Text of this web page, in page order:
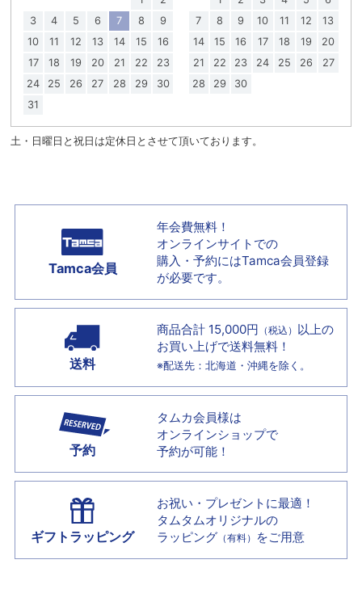
3
4 5 6 7 8
9
10
11 12 13 14 15
16
17
18 19 20 21 22
23
24
25 26 27 28 29
30
31
7
8 9 10 11 12
13
14
15 16 17 18 19
20
21
22 23 24 25 26
27
28
29 30
土・日曜日と祝日は定休日とさせて頂いております。
Tamca会員
年会費無料！
オンラインサイトでの
購入・予約にはTamca会員登録
が必要です。
送料
商品合計 15,000円 （税込） 以上の
お買い上げで送料無料！
※配送先：北海道・沖縄を除く。
予約
タムカ会員様は
オンラインショップで
予約が可能！
ギフトラッピング
お祝い・プレゼントに最適！
タムタムオリジナルの
ラッピング （有料） をご用意